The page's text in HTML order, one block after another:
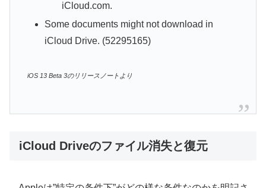
iCloud.com.
Some documents might not download in
iCloud Drive. (52295165)
iOS 13 Beta 3のリリースノートより
iCloud Driveのファイル消失と復元